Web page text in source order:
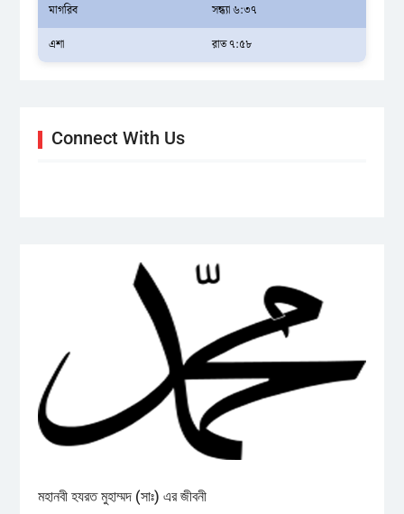
মাগরিব
সন্ধ্যা ৬:৩৭
এশা
রাত ৭:৫৮
Connect With Us
মহানবী হযরত মুহাম্মদ (সাঃ) এর জীবনী